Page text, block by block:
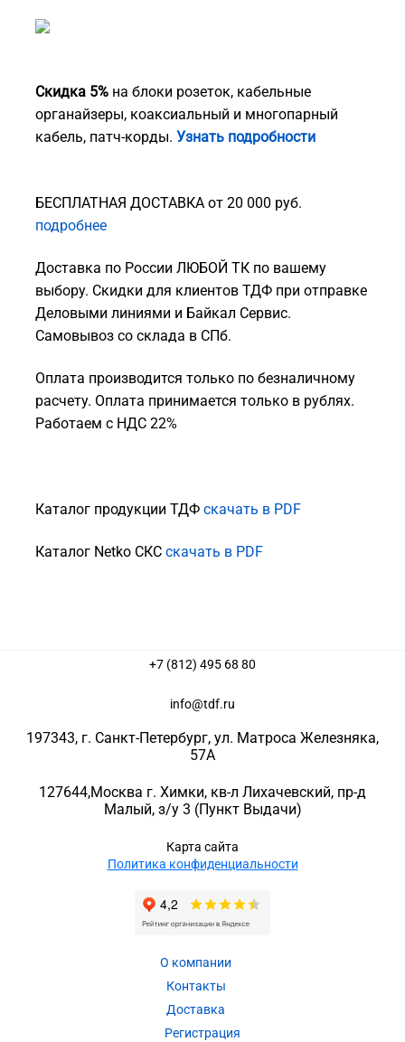
Скидка 5% на блоки розеток, кабельные
органайзеры, коаксиальный и многопарный
кабель, патч-корды. Узнать подробности
БЕСПЛАТНАЯ ДОСТАВКА от 20 000 руб.
подробнее
Доставка по России ЛЮБОЙ ТК по вашему
выбору. Скидки для клиентов ТДФ при отправке
Деловыми линиями и Байкал Сервис.
Самовывоз со склада в СПб.
Оплата производится только по безналичному
расчету. Оплата принимается только в рублях.
Работаем с НДС 22%
Каталог продукции ТДФ скачать в PDF
Каталог Netko СКС скачать в PDF
+7 (812) 495 68 80
info@tdf.ru
197343, г. Санкт-Петербург, ул. Матроса Железняка,
57A
127644,Москва г. Химки, кв-л Лихачевский, пр-д
Малый, з/у 3 (Пункт Выдачи)
Карта сайта
Политика конфиденциальности
О компании
Контакты
Доставка
Регистрация